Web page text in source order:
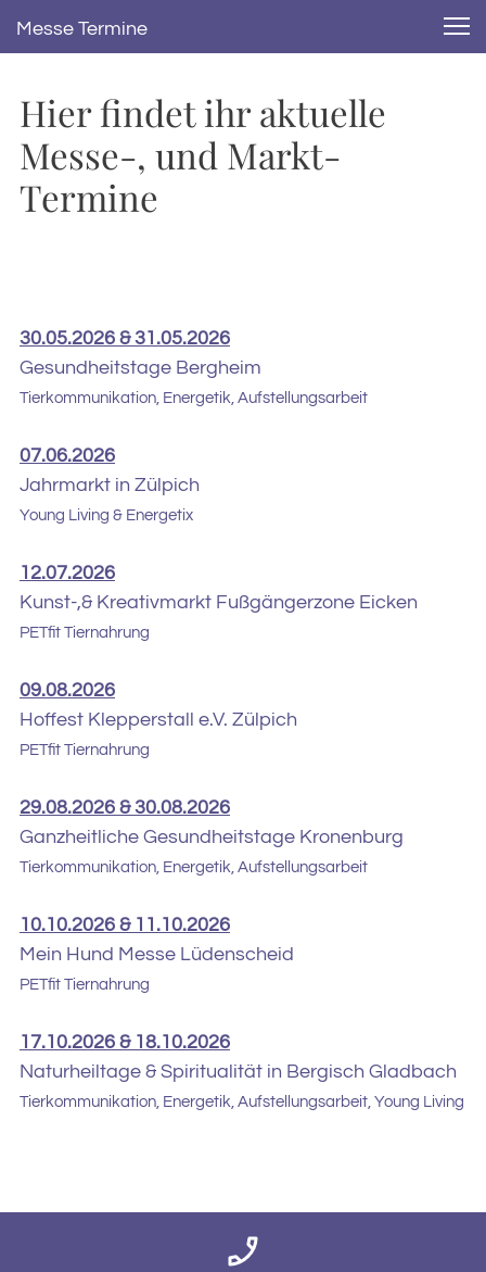
Messe Termine
Hier findet ihr aktuelle
Messe-, und Markt-
Termine
30.05.2026 & 31.05.2026
Gesundheitstage Bergheim
Tierkommunikation, Energetik, Aufstellungsarbeit
07.06.2026
Jahrmarkt in Zülpich
Young Living & Energetix
12.07.2026
Kunst-,& Kreativmarkt Fußgängerzone Eicken
PETfit Tiernahrung
09.08.2026
Hoffest Klepperstall e.V. Zülpich
PETfit Tiernahrung
29.08.2026 & 30.08.2026
Ganzheitliche Gesundheitstage Kronenburg
Tierkommunikation, Energetik, Aufstellungsarbeit
10.10.2026 & 11.10.2026
Mein Hund Messe Lüdenscheid
PETfit Tiernahrung
17.10.2026 & 18.10.2026
Naturheiltage & Spiritualität in Bergisch Gladbach
Tierkommunikation, Energetik, Aufstellungsarbeit, Young Living